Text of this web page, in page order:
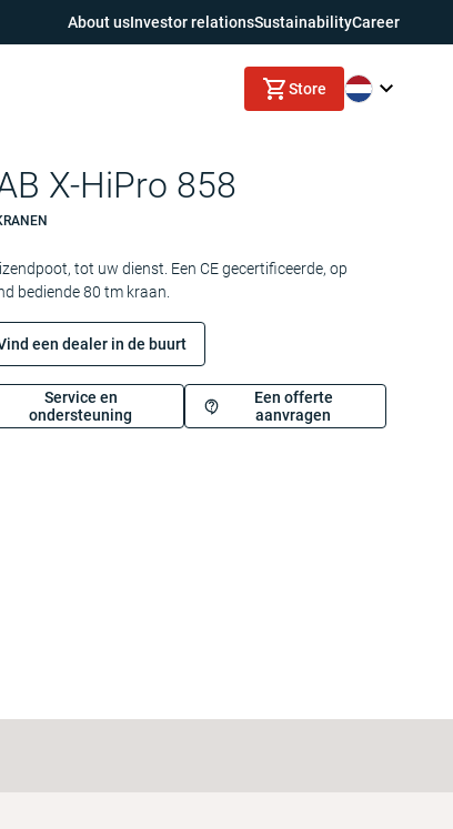
About usInvestor relationsSustainabilityCareer
Store
X-HiPro 858
tot uw dienst. Een CE gecertificeerde, op
bediende 80 tm kraan.
een dealer in de buurt
Service en
ondersteuning
Een offerte
aanvragen